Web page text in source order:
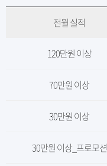
전월 실적
120만원 이상
70만원 이상
30만원 이상
30만원 이상_프로모션